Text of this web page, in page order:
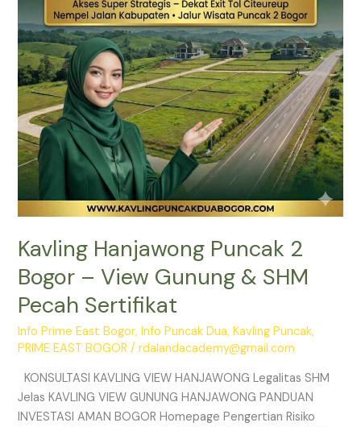
Kavling Hanjawong Puncak 2
Bogor – View Gunung & SHM
Pecah Sertifikat
Info Prime East Bogor,Info Puncak Dua,Kavling Puncak,
PRIME EAST BOGOR /rdalandacademy@gmail.com
KONSULTASI KAVLING VIEW HANJAWONG Legalitas SHM
Jelas KAVLING VIEW GUNUNG HANJAWONG PANDUAN
INVESTASI AMAN BOGOR Homepage Pengertian Risiko
Gunung
&
SHM
Pecah
Sertifikat